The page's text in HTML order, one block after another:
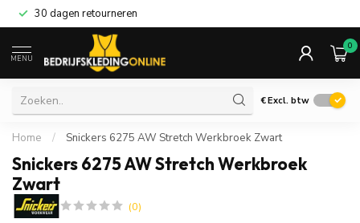
30 dagen retourneren
MENU
0
€Excl. btw
Home / Snickers 6275 AW Stretch Werkbroek Zwart
Snickers 6275 AW Stretch Werkbroek
Zwart
(0)